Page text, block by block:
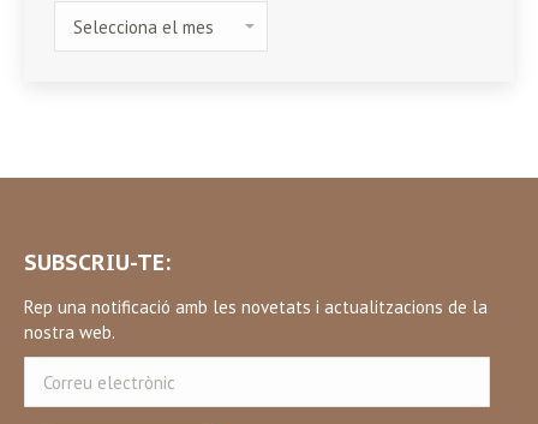
SUBSCRIU-TE:
Rep una notificació amb les novetats i actualitzacions de la
nostra web.
electrònic